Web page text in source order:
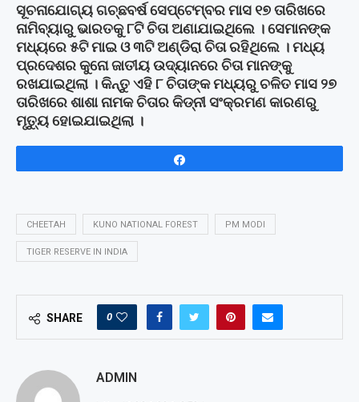
ସୂଚନାଯୋଗ୍ୟ ଗଚ୍ଛବର୍ଷ ସେପ୍ଟେମ୍ବର ମାସ ୧୭ ତାରିଖରେ
ନାମିବ୍ୟାରୁ ଭାରତକୁ ୮ଟି ଚିତା ଅଣାଯାଇଥିଲେ । ସେମାନଙ୍କ
ମଧ୍ୟରେ ୫ଟି ମାଇ ଓ ୩ଟି ଅଣ୍ଡିରା ଚିତା ରହିଥିଲେ । ମଧ୍ୟ
ପ୍ରଦେଶର କୁନୋ ଜାତୀୟ ଉଦ୍ୟାନରେ ଚିତା ମାନଙ୍କୁ
ରଖଯାଇଥିଲା । କିନ୍ତୁ ଏହି ୮ ଚିତାଙ୍କ ମଧ୍ୟରୁ ଚଳିତ ମାସ ୨୭
ତାରିଖରେ ଶାଶା ନାମକ ଚିତାର କିଡ୍‌ନୀ ସଂକ୍ରମଣ କାରଣରୁ
ମୃତ୍ୟୁ ହୋଇଯାଇଥିଲା ।
CHEETAH KUNO NATIONAL FOREST PM MODI
TIGER RESERVE IN INDIA
SHARE 0
ADMIN